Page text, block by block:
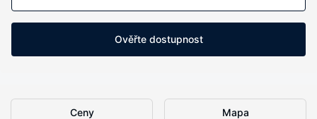
Ověřte dostupnost
Ceny Mapa